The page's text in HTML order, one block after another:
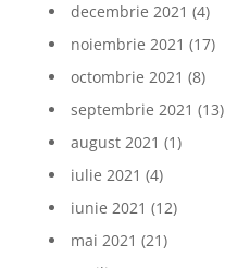
decembrie 2021 (4)
noiembrie 2021 (17)
octombrie 2021 (8)
septembrie 2021 (13)
august 2021 (1)
iulie 2021 (4)
iunie 2021 (12)
mai 2021 (21)